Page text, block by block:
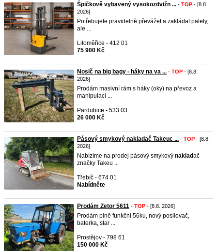
Špičkově vybavený vysokozdvižn ... - TOP - [8.8.
2026]
Potřebujete pravidelně převážet a zakládat palety,
ale ...
Litoměřice - 412 01
75 900 Kč
Nosič na big bagy - háky na va ... - TOP - [8.8.
2026]
Prodám masivní rám s háky (oky) na převoz a
manipulaci ...
Pardubice - 533 03
26 000 Kč
Pásový smykový nakladač Takeuc ... - TOP - [8.8.
2026]
Nabízíme na prodej pásový smykový nakladač
značky Takeu ...
Třebíč - 674 01
Nabídněte
Prodám Zetor 5611 - TOP - [8.8. 2026]
Prodám plně funkční 56ku, nový posilovač,
baterka, star ...
Prostějov - 798 61
150 000 Kč